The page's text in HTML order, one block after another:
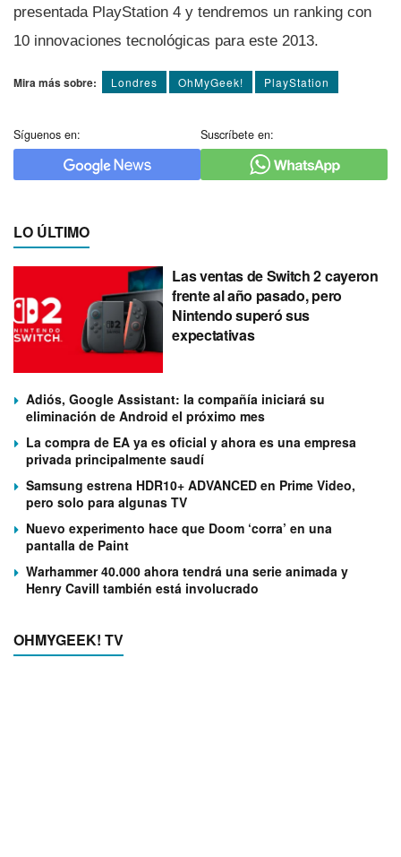
presentada PlayStation 4 y tendremos un ranking con
10 innovaciones tecnológicas para este 2013.
Mira más sobre: Londres OhMyGeek! PlayStation
Síguenos en: Suscríbete en:
LO ÚLTIMO
Las ventas de Switch 2 cayeron
frente al año pasado, pero
Nintendo superó sus
expectativas
Adiós, Google Assistant: la compañía iniciará su
eliminación de Android el próximo mes
La compra de EA ya es oficial y ahora es una empresa
privada principalmente saudí
Samsung estrena HDR10+ ADVANCED en Prime Video,
pero solo para algunas TV
Nuevo experimento hace que Doom ‘corra’ en una
pantalla de Paint
Warhammer 40.000 ahora tendrá una serie animada y
Henry Cavill también está involucrado
OHMYGEEK! TV